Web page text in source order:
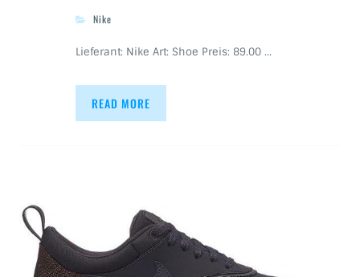
Nike
Lieferant: Nike Art: Shoe Preis: 89.00 …
READ MORE